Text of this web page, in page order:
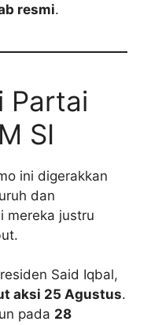
resmi.
Partai
SI
ini digerakkan
dan
mereka justru
Said Iqbal,
aksi 25 Agustus.
pada 28